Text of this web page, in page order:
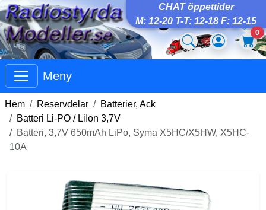
CHAT öppettider
M: 12-20 T-T: 12-18 F: 12-15
0
Meny
Hem Reservdelar
Batterier, Ack
Batteri Li-PO / LiIon 3,7V
Batteri, 3,7V 650mAh LiPo, Syma X5HC/X5HW, X5HC-
10A